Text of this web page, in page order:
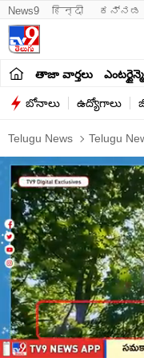
News9 हिन्दी ಕನ್ನಡ
తాజా వార్తలు
బోనాలు ఉద్యోగాలు
Telugu News Telugu